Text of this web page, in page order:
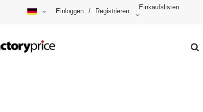
Einloggen / Registrieren
Einkaufslisten